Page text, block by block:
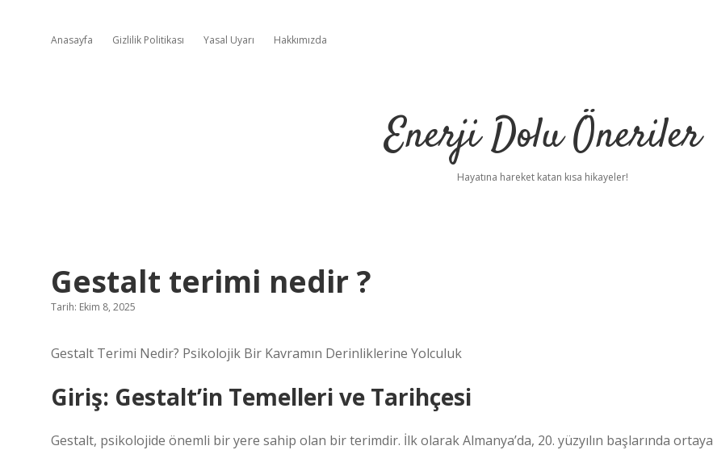
Anasayfa Gizlilik Politikası Yasal Uyarı Hakkımızda
Enerji Dolu Öneriler
Hayatına hareket katan kısa hikayeler!
Gestalt terimi nedir ?
Tarih: Ekim 8, 2025
Gestalt Terimi Nedir? Psikolojik Bir Kavramın Derinliklerine Yolculuk
Giriş: Gestalt’in Temelleri ve Tarihçesi
Gestalt, psikolojide önemli bir yere sahip olan bir terimdir. İlk olarak Almanya’da, 20. yüzyılın başlarında ortaya